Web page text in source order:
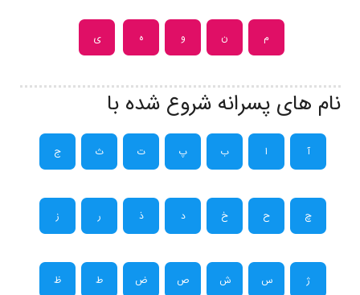
م ن و ه ی
نام های پسرانه شروع شده با
آ ا ب پ ت ث ج
چ ح خ د ذ ر ز
ژ س ش ص ض ط ظ